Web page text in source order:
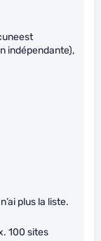
indépendante),
plus la liste.
100 sites